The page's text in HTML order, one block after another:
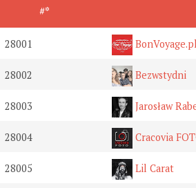
#*
28001
28002 Bezwstydni
28003 Jarosław
28004 Cracovia
28005 Lil Carat